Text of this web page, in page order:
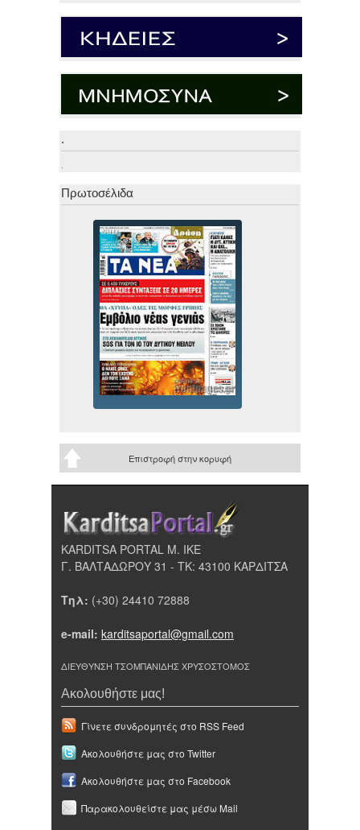
.
.
Πρωτοσέλιδα
Επιστροφή στην κορυφή
KARDITSA PORTAL Μ. ΙΚΕ
Γ. ΒΑΛΤΑΔΩΡΟΥ 31 - ΤΚ: 43100 ΚΑΡΔΙΤΣΑ
Τηλ: (+30) 24410 72888
e-mail: karditsaportal@gmail.com
ΔΙΕΥΘΥΝΣΗ ΤΣΟΜΠΑΝΙΔΗΣ ΧΡΥΣΟΣΤΟΜΟΣ
Ακολουθήστε μας!
Γίνετε συνδρομητές στο RSS Feed
Ακολουθήστε μας στο Twitter
Ακολουθήστε μας στο Facebook
Παρακολουθείστε μας μέσω Mail